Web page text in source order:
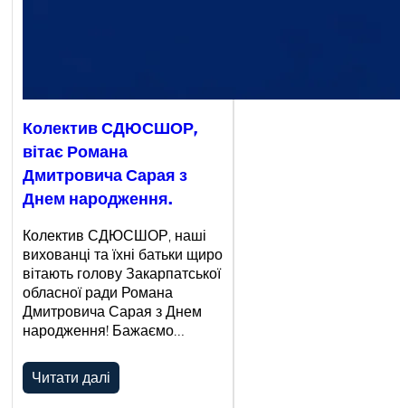
Колектив СДЮСШОР,
вітає Романа
Дмитровича Сарая з
Днем народження.
Колектив СДЮСШОР, наші
вихованці та їхні батьки щиро
вітають голову Закарпатської
обласної ради Романа
Дмитровича Сарая з Днем
народження! Бажаємо…
Читати далі